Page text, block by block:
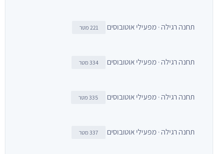
תחנה רגילה · מפעילי אוטובוסים 221 מטר
תחנה רגילה · מפעילי אוטובוסים 334 מטר
תחנה רגילה · מפעילי אוטובוסים 335 מטר
תחנה רגילה · מפעילי אוטובוסים 337 מטר